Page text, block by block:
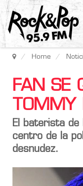
Home
FAN SE
TOMMY
El baterista de
centro de la
desnudez.